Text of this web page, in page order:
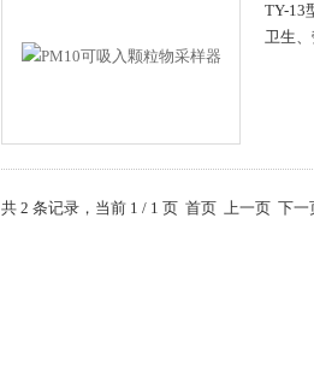
TY-13
卫生
共 2 条记录，当前 1 / 1 页 首页 上一页 下